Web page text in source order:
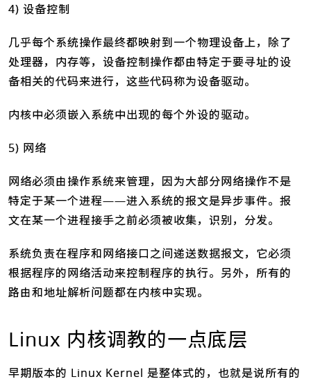
4) 设备控制
几乎每个系统操作最终都映射到一个物理设备上，除了
处理器，内存等，设备控制操作都由特定于要寻址的设
备相关的代码来进行，这些代码称为设备驱动。
内核中必须嵌入系统中出现的每个外设的驱动。
5) 网络
网络必须由操作系统来管理，因为大部分网络操作不是
特定于某一个进程——进入系统的报文是异步事件。报
文在某一个进程接手之前必须被收集，识别，分发。
系统负责在程序和网络接口之间递送数据报文，它必须
根据程序的网络活动来控制程序的执行。另外，所有的
路由和地址解析问题都在内核中实现。
Linux 内核调教的一点底层
早期版本的 Linux Kernel 是整体式的，也就是说所有的